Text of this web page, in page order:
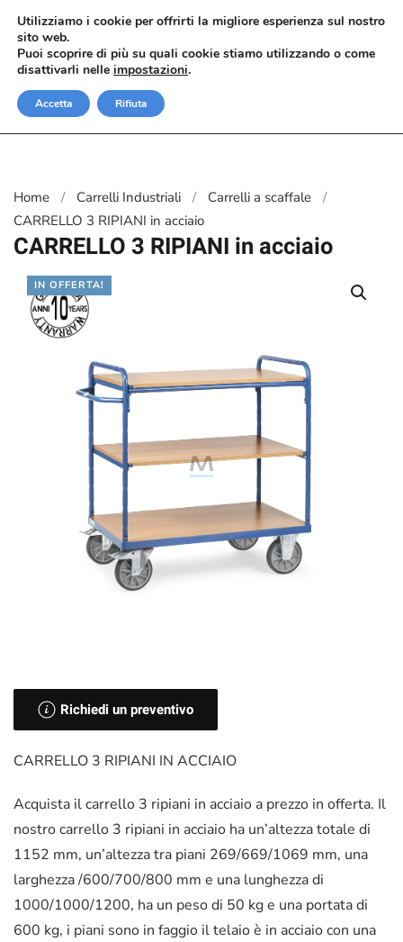
Passa al contenuto principale
Home Carrelli Industriali
Carrelli a scaffale
CARRELLO 3 RIPIANI in acciaio
CARRELLO 3 RIPIANI in acciaio
IN OFFERTA!
Richiedi un preventivo
CARRELLO 3 RIPIANI IN ACCIAIO
Acquista il carrello 3 ripiani in acciaio a prezzo in offerta. Il
nostro carrello 3 ripiani in acciaio ha un’altezza totale di
1152 mm, un’altezza tra piani 269/669/1069 mm, una
larghezza /600/700/800 mm e una lunghezza di
1000/1000/1200, ha un peso di 50 kg e una portata di
600 kg, i piani sono in faggio il telaio è in acciaio con una
Utilizziamo i cookie per offrirti la migliore esperienza sul nostro
sito web.
Puoi scoprire di più su quali cookie stiamo utilizzando o come
disattivarli nelle impostazioni.
Accetta Rifiuta